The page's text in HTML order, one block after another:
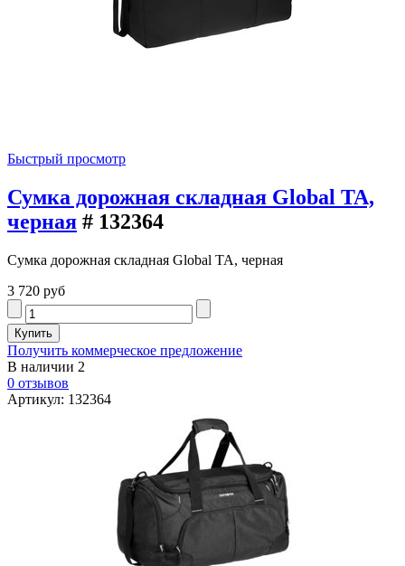
Быстрый просмотр
Сумка дорожная складная Global TA,
черная # 132364
Сумка дорожная складная Global TA, черная
3 720 руб
Получить коммерческое предложение
В наличии 2
0 отзывов
Артикул: 132364